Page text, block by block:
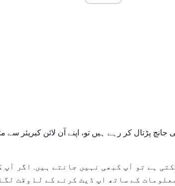
پڑتال کر رہے ہیں تو، اپنے آن لائن کیریئر سے
ہے تو آپ کبھی نہیں جانتے ہیں. اگر آپ
کے ساتھ اپ ڈیٹ کرنے کے لۓ وقت